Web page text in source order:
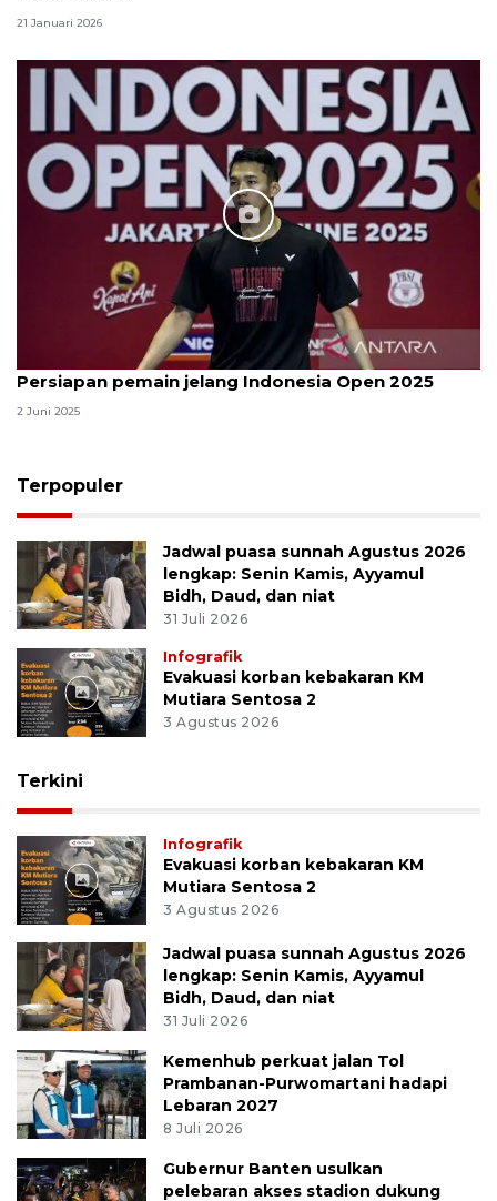
21 Januari 2026
Persiapan pemain jelang Indonesia Open 2025
2 Juni 2025
Terpopuler
Jadwal puasa sunnah Agustus 2026
lengkap: Senin Kamis, Ayyamul
Bidh, Daud, dan niat
31 Juli 2026
Infografik
Evakuasi korban kebakaran KM
Mutiara Sentosa 2
3 Agustus 2026
Terkini
Infografik
Evakuasi korban kebakaran KM
Mutiara Sentosa 2
3 Agustus 2026
Jadwal puasa sunnah Agustus 2026
lengkap: Senin Kamis, Ayyamul
Bidh, Daud, dan niat
31 Juli 2026
Kemenhub perkuat jalan Tol
Prambanan-Purwomartani hadapi
Lebaran 2027
8 Juli 2026
Gubernur Banten usulkan
pelebaran akses stadion dukung